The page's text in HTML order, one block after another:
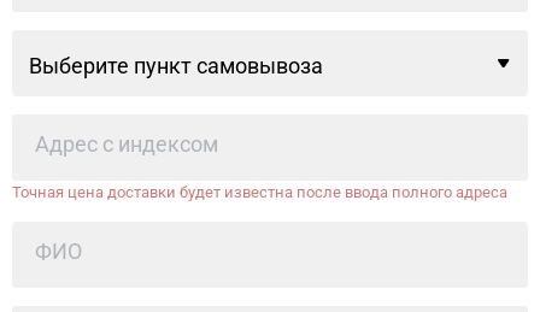
Выберите пункт самовывоза
Точная цена доставки будет известна после ввода полного адреса